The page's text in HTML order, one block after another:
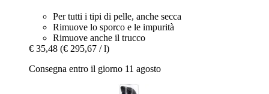
Per tutti i tipi di pelle, anche secca
Rimuove lo sporco e le impurità
Rimuove anche il trucco
€ 35,48 (€ 295,67 / l)
Consegna entro il giorno 11 agosto